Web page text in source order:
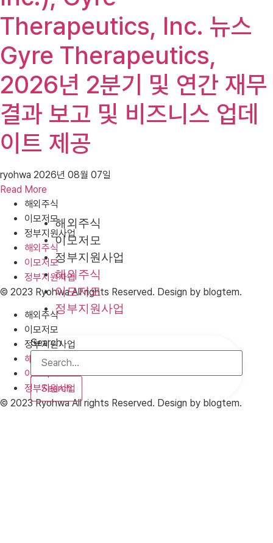
Therapeutics, Inc. 뉴스
Gyre Therapeutics,
2026년 2분기 및 연간 재무
결과 보고 및 비즈니스 업데
이트 제공
ryohwa 2026년 08월 07일
Read More
해외주식
이모저모
정부지원사업
해외주식
이모저모
정부지원사업
© 2023 Ryohwa All rights Reserved. Design by blogtem.
해외주식
이모저모
정부지원사업
해외주식
이모저모
정부지원사업
© 2023 Ryohwa All rights Reserved. Design by blogtem.
해외주식
이모저모
정부지원사업
해외주식
이모저모
정부지원사업
Search
Search